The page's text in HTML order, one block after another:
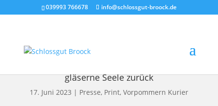
039993 766678 info@schlossgut-broock.de
gläserne Seele zurück
17. Juni 2023 | Presse, Print, Vorpommern Kurier